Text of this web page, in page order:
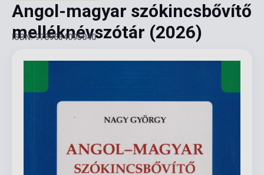
Angol-magyar szókincsbővítő
melléknévszótár (2026)
ISBN: 9789634095040